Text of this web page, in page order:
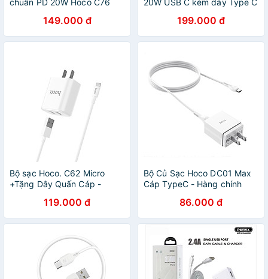
chuẩn PD 20W Hoco C76
hàng chính hãng Hoco
không nóng máy - Hoco Mall
149.000 đ
20W USB C kèm dây Type C
hiệu WIWU GAN ESSEN Fast
Charger cho iPhone 6 15 14
13 12 11 Pro Max cho iPad
S25 Find Flip Fold - Hàng
nhập khẩu
199.000 đ
Bộ sạc Hoco. C62 Micro
+Tặng Dây Quấn Cáp -
119.000 đ
Bộ Củ Sạc Hoco DC01 Max
Cáp TypeC - Hàng chính
86.000 đ